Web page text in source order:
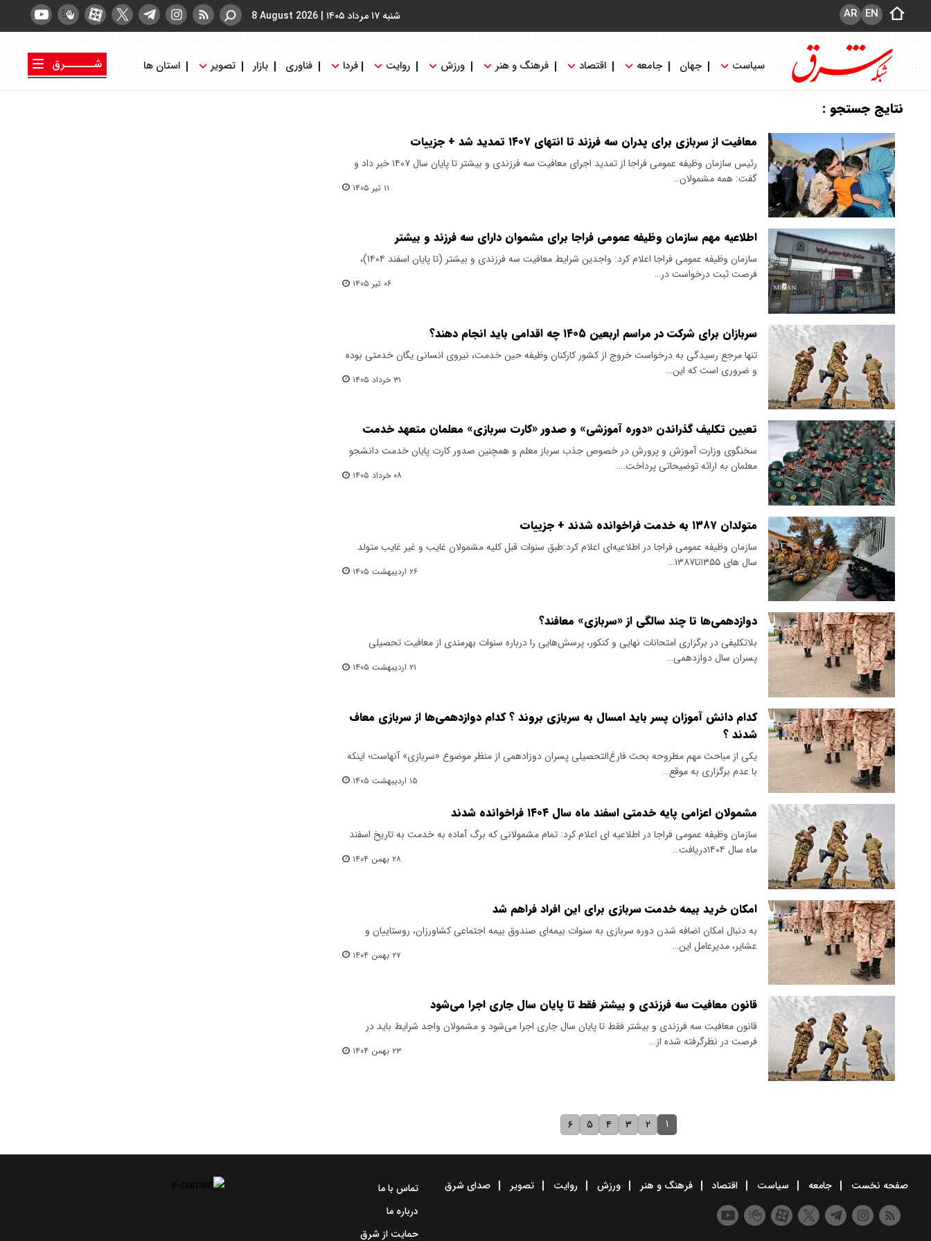
شنبه ۱۷ مرداد ۱۴۰۵ |
8 August 2026 EN
AR
سیاست جهان جامعه اقتصاد فرهنگ و هنر ورزش روایت فردا فناوری بازار تصویر استان ها
شــــــرق
نتایج جستجو :
معافیت از سربازی برای پدران سه فرزند تا انتهای ۱۴۰۷ تمدید شد + جزییات
رئیس سازمان وظیفه عمومی فراجا از تمدید اجرای معافیت سه فرزندی و بیشتر تا پایان سال ۱۴۰۷ خبر داد و
گفت: همه مشمولان…
۱۱ تیر ۱۴۰۵
اطلاعیه مهم سازمان وظیفه عمومی فراجا برای مشموان دارای سه فرزند و بیشتر
سازمان وظیفه عمومی فراجا اعلام کرد: واجدین شرایط معافیت سه فرزندی و بیشتر (تا پایان اسفند ۱۴۰۴)،
فرصت ثبت درخواست در…
۰۶ تیر ۱۴۰۵
سربازان برای شرکت در مراسم اربعین ۱۴۰۵ چه اقدامی باید انجام دهند؟
تنها مرجع رسیدگی به درخواست خروج از کشور کارکنان وظیفه حین خدمت، نیروی انسانی یگان خدمتی بوده
و ضروری است که این…
۳۱ خرداد ۱۴۰۵
تعیین تکلیف گذراندن «دوره آموزشی» و صدور «کارت سربازی» معلمان متعهد خدمت
سخنگوی وزارت آموزش و پرورش در خصوص جذب سرباز معلم و همچنین صدور کارت پایان خدمت دانشجو
معلمان به ارائه توضیحاتی پرداخت.…
۰۸ خرداد ۱۴۰۵
متولدان ۱۳۸۷ به خدمت فراخوانده شدند + جزییات
سازمان وظیفه عمومی فراجا در اطلاعیه‌ای اعلام کرد:طبق سنوات قبل کلیه مشمولان غایب و غیر غایب متولد
سال های ۱۳۵۵تا۱۳۸۷…
۲۶ اردیبهشت ۱۴۰۵
دوازدهمی‌ها تا چند سالگی از «سربازی» معافند؟
بلاتکلیفی در برگزاری امتحانات نهایی و کنکور، پرسش‌هایی را درباره سنوات بهرمندی از معافیت تحصیلی
پسران سال دوازدهمی…
۲۱ اردیبهشت ۱۴۰۵
کدام دانش آموزان پسر باید امسال به سربازی بروند ؟ کدام دوازدهمی‌ها از سربازی معاف
شدند ؟
یکی از مباحث مهم مطروحه بحث فارغ‌التحصیلی پسران دوزادهمی از منظر موضوع «سربازی» آنهاست؛ اینکه
با عدم برگزاری به موقع…
۱۵ اردیبهشت ۱۴۰۵
مشمولان اعزامی پایه خدمتی اسفند ماه سال ۱۴۰۴ فراخوانده شدند
سازمان وظیفه عمومی فراجا در اطلاعیه ای اعلام کرد: تمام مشمولانی که برگ آماده به خدمت به تاریخ اسفند
ماه سال ۱۴۰۴دریافت…
۲۸ بهمن ۱۴۰۴
امکان خرید بیمه خدمت سربازی برای این افراد فراهم شد
به دنبال امکان اضافه شدن دوره سربازی به سنوات بیمه‌ای صندوق بیمه اجتماعی کشاورزان، روستاییان و
عشایر،‌ مدیرعامل این…
۲۷ بهمن ۱۴۰۴
قانون معافیت سه فرزندی و بیشتر فقط تا پایان سال جاری اجرا می‌شود
قانون معافیت سه فرزندی و بیشتر فقط تا پایان سال جاری اجرا می‌شود و مشمولان واجد شرایط باید در
فرصت در نظرگرفته شده از…
۲۳ بهمن ۱۴۰۴
۱ ۲ ۳ ۴ ۵ ۶
صفحه نخست جامعه سیاست اقتصاد فرهنگ و هنر ورزش روایت تصویر صدای شرق
تماس با ما
درباره ما
حمایت از شرق